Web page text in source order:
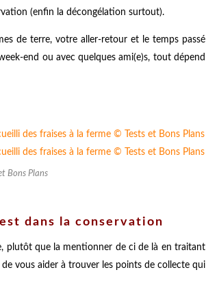
(enfin la décongélation surtout).
de terre, votre aller-retour et le temps passé
end ou avec quelques ami(e)s, tout dépend
Bons Plans
dans la conservation
plutôt que la mentionner de ci de là en traitant
vous aider à trouver les points de collecte qui